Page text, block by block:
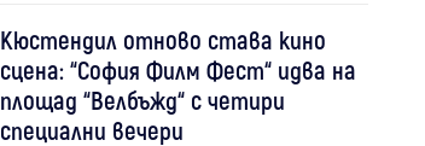
Кюстендил отново става кино
сцена: “София Филм Фест“ идва на
площад “Велбъжд“ с четири
специални вечери